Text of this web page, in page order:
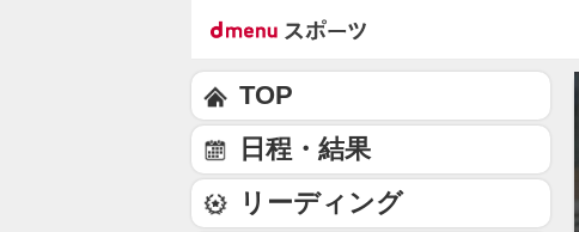
TOP
日程・結果
リーディング